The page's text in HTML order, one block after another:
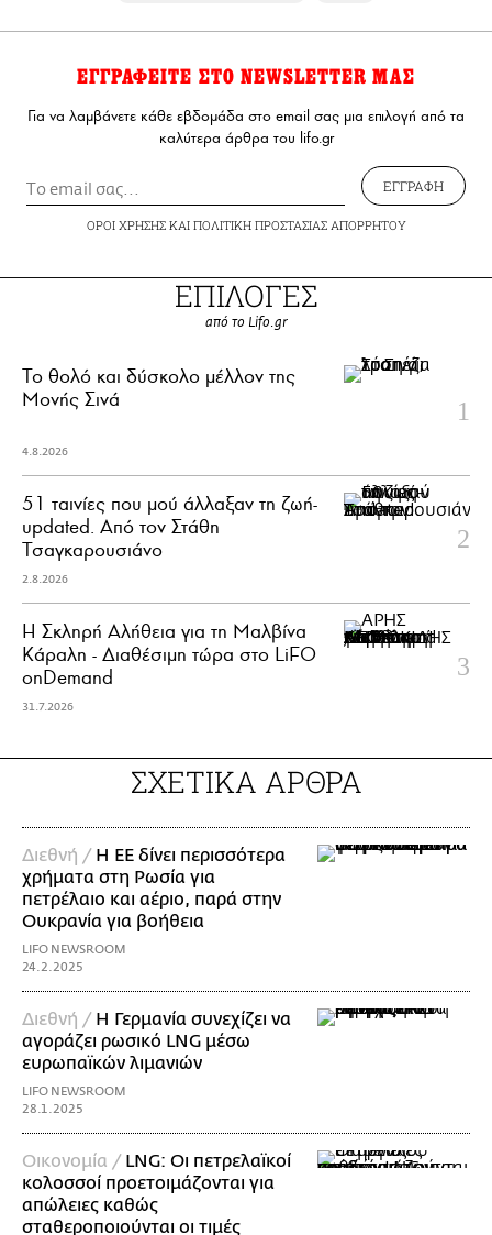
ΕΓΓΡΑΦΕΙΤΕ ΣΤΟ NEWSLETTER ΜΑΣ
Για να λαμβάνετε κάθε εβδομάδα στο email σας μια επιλογή από τα
καλύτερα άρθρα του lifo.gr
ΕΓΓΡΑΦΗ
ΟΡΟΙ ΧΡΗΣΗΣΚΑΙ ΠΟΛΙΤΙΚΗ ΠΡΟΣΤΑΣΙΑΣ ΑΠΟΡΡΗΤΟΥ
ΕΠΙΛΟΓΕΣ
από το Lifo.gr
Το θολό και δύσκολο μέλλον της
Μονής Σινά
4.8.2026
51 ταινίες που μού άλλαξαν τη ζωή-
updated. Aπό τον Στάθη
Τσαγκαρουσιάνο
2.8.2026
Η Σκληρή Αλήθεια για τη Μαλβίνα
Κάραλη - Διαθέσιμη τώρα στo LiFO
onDemand
31.7.2026
ΣΧΕΤΙΚΑ ΑΡΘΡΑ
Διεθνή / Η ΕΕ δίνει περισσότερα
χρήματα στη Ρωσία για
πετρέλαιο και αέριο, παρά στην
Ουκρανία για βοήθεια
LIFO NEWSROOM
24.2.2025
Διεθνή / Η Γερμανία συνεχίζει να
αγοράζει ρωσικό LNG μέσω
ευρωπαϊκών λιμανιών
LIFO NEWSROOM
28.1.2025
Οικονομία / LNG: Οι πετρελαϊκοί
κολοσσοί προετοιμάζονται για
απώλειες καθώς
σταθεροποιούνται οι τιμές